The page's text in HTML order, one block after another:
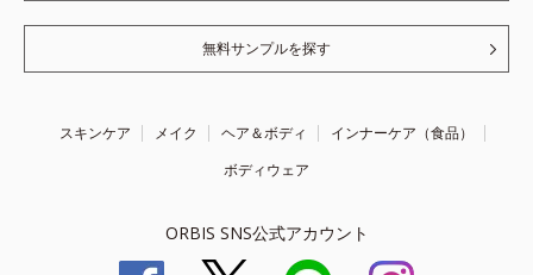
無料サンプルを探す
スキンケア メイク ヘア＆ボディ
インナーケア（食品）
ボディウェア
ORBIS SNS公式アカウント